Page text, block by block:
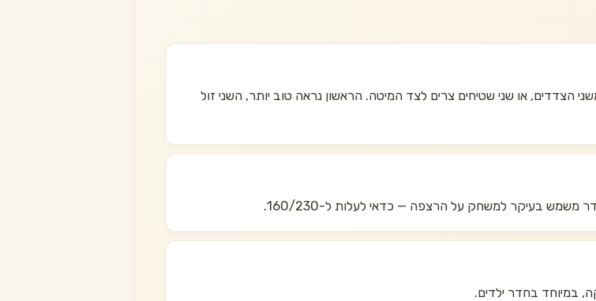
הצדדים, או שני שטיחים צרים לצד המיטה. הראשון נראה טוב יותר, השני זול
במיוחד בחדר ילדים.